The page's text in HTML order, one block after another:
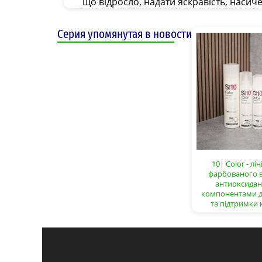
Серия упомянутая в новости
10| Color -
фарбованого
компонентами
та підтримки